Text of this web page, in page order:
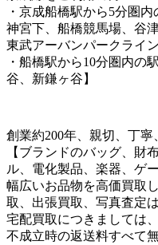
・京成船橋駅から5分圏
神宮下、船橋競馬場、谷津
東武アーバンパークライ
・船橋駅から10分圏内の
谷、新鎌ヶ谷】
創業約200年、親切、丁寧
【ブランドのバッグ、財
ル、電化製品、楽器、ゲ
幅広いお品物を高価買取
取、出張買取、写真査定
宅配買取につきましては
不成立時の返送料すべて無